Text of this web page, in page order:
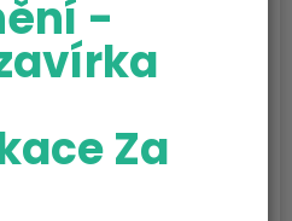
v obci Česká
akce v
-
Za